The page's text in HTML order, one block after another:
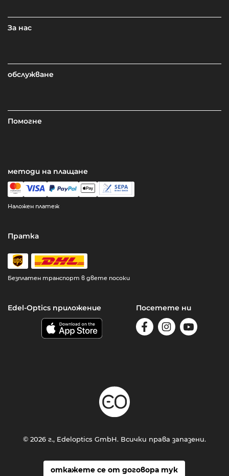
За нас
обслужване
Помогне
методи на плащане
Наложен платеж
Пратка
Безплатен транспорт в двете посоки
Edel-Optics приложение Посетете ни
откажете се от договора тук
© 2026 г., Edeloptics GmbH. Всички права запазени.